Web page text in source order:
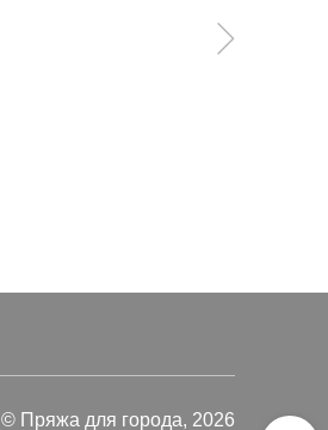
© Пряжа для города, 2026